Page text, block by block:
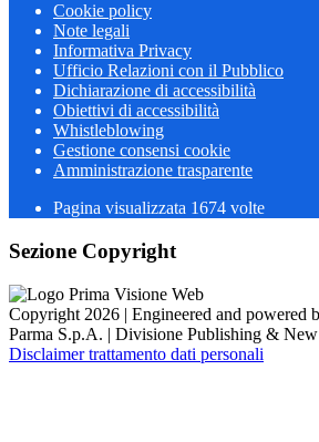
Cookie policy
Note legali
Informativa Privacy
Ufficio Relazioni con il Pubblico
Dichiarazione di accessibilità
Obiettivi di accessibilità
Whistleblowing
Gestione consensi cookie
Amministrazione trasparente
Pagina visualizzata 1674 volte
Sezione Copyright
Copyright 2026 | Engineered and powered
Parma S.p.A. | Divisione Publishing &
Disclaimer trattamento dati personali